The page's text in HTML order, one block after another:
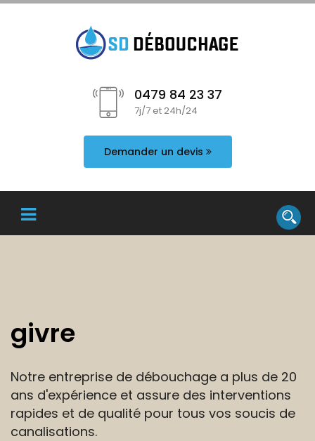
0479 84 23 37
7j/7 et 24h/24
Demander un devis
givre
Notre entreprise de débouchage a plus de 20
ans d'expérience et assure des interventions
rapides et de qualité pour tous vos soucis de
canalisations.